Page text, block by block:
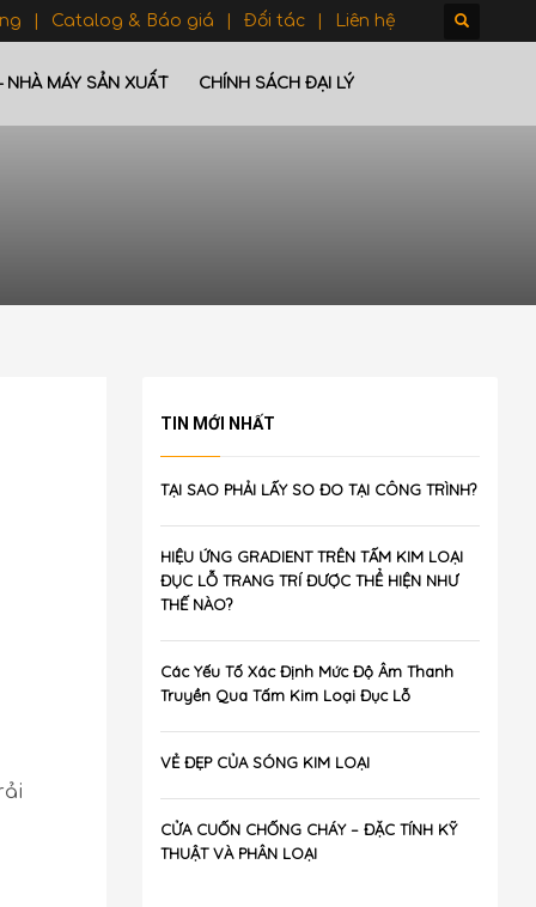
Catalog & Báo giá Đối tác Liên hệ
NHÀ MÁY SẢN XUẤT CHÍNH SÁCH ĐẠI LÝ
TIN MỚI NHẤT
TẠI SAO PHẢI LẤY SO ĐO TẠI CÔNG TRÌNH?
HIỆU ỨNG GRADIENT TRÊN TẤM KIM LOẠI
ĐỤC LỖ TRANG TRÍ ĐƯỢC THỂ HIỆN NHƯ
THẾ NÀO?
Các Yếu Tố Xác Định Mức Độ Âm Thanh
Truyền Qua Tấm Kim Loại Đục Lỗ
VẺ ĐẸP CỦA SÓNG KIM LOẠI
CỬA CUỐN CHỐNG CHÁY – ĐẶC TÍNH KỸ
THUẬT VÀ PHÂN LOẠI